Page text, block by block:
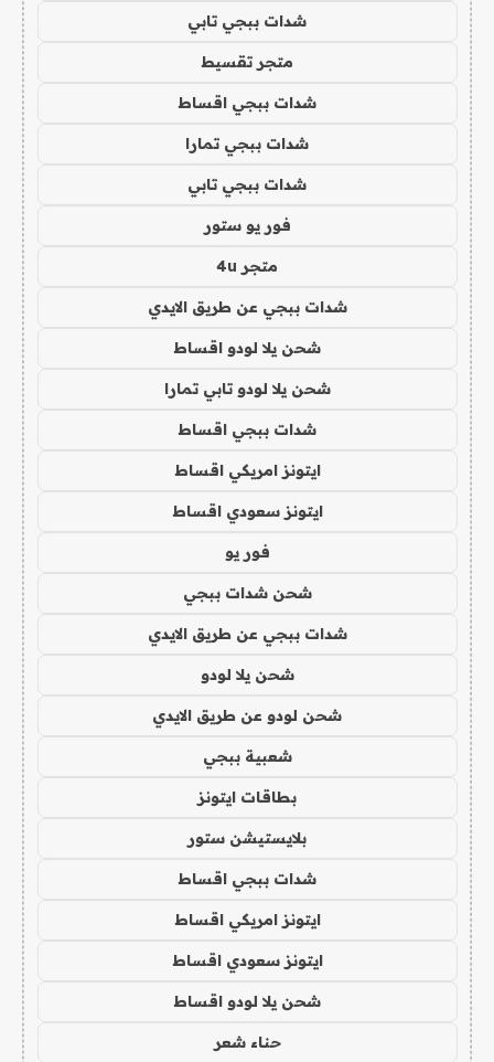
شدات ببجي تابي
متجر تقسيط
شدات ببجي اقساط
شدات ببجي تمارا
شدات ببجي تابي
فور يو ستور
متجر 4u
شدات ببجي عن طريق الايدي
شحن يلا لودو اقساط
شحن يلا لودو تابي تمارا
شدات ببجي اقساط
ايتونز امريكي اقساط
ايتونز سعودي اقساط
فور يو
شحن شدات ببجي
شدات ببجي عن طريق الايدي
شحن يلا لودو
شحن لودو عن طريق الايدي
شعبية ببجي
بطاقات ايتونز
بلايستيشن ستور
شدات ببجي اقساط
ايتونز امريكي اقساط
ايتونز سعودي اقساط
شحن يلا لودو اقساط
حناء شعر